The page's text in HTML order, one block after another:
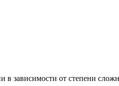
в зависимости от степени